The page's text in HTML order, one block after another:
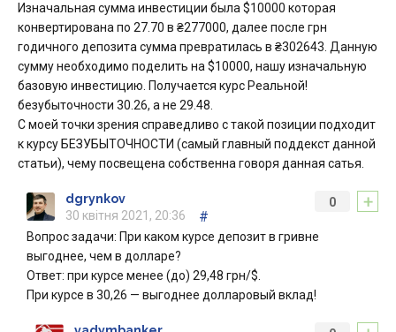
Изначальная сумма инвестиции была $10000 которая
конвертирована по 27.70 в ₴277000, далее после грн
годичного депозита сумма превратилась в ₴302643. Данную
сумму необходимо поделить на $10000, нашу изначальную
базовую инвестицию. Получается курс Реальной!
безубыточности 30.26, а не 29.48.
С моей точки зрения справедливо с такой позиции подходит
к курсу БЕЗУБЫТОЧНОСТИ (самый главный поддекст данной
статьи), чему посвещена собственна говоря данная сатья.
+
0
dgrynkov
30 квітня 2021, 20:36
#
Вопрос задачи: При каком курсе депозит в гривне
выгоднее, чем в долларе?
Ответ: при курсе менее (до) 29,48 грн/$.
При курсе в 30,26 — выгоднее долларовый вклад!